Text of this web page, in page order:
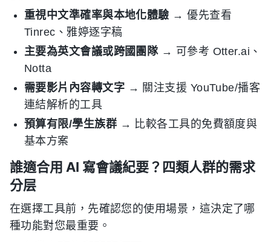
重視中文準確率與本地化體驗 → 優先查看
Tinrec、雅婷逐字稿
主要為英文會議或跨國團隊→ 可參考 Otter.ai、
Notta
需要影片內容轉文字 → 關注支援 YouTube/播客
連結解析的工具
預算有限/學生族群 → 比較各工具的免費額度與
基本方案
誰適合用 AI 寫會議紀要？四類人群的需求
分层
在選擇工具前，先確認您的使用場景，這決定了哪
種功能對您最重要。